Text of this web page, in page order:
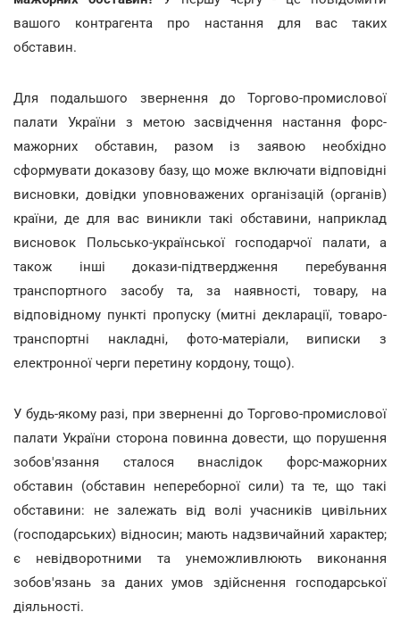
вашого контрагента про настання для вас таких
обставин.
Для подальшого звернення до Торгово-промислової
палати України з метою засвідчення настання форс-
мажорних обставин, разом із заявою необхідно
сформувати доказову базу, що може включати відповідні
висновки, довідки уповноважених організацій (органів)
країни, де для вас виникли такі обставини, наприклад
висновок Польсько-української господарчої палати, а
також інші докази-підтвердження перебування
транспортного засобу та, за наявності, товару, на
відповідному пункті пропуску (митні декларації, товаро-
транспортні накладні, фото-матеріали, виписки з
електронної черги перетину кордону, тощо).
У будь-якому разі, при зверненні до Торгово-промислової
палати України сторона повинна довести, що порушення
зобов'язання сталося внаслідок форс-мажорних
обставин (обставин непереборної сили) та те, що такі
обставини: не залежать від волі учасників цивільних
(господарських) відносин; мають надзвичайний характер;
є невідворотними та унеможливлюють виконання
зобов'язань за даних умов здійснення господарської
діяльності.